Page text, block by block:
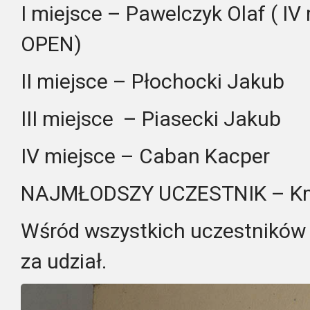
I miejsce – Pawelczyk Olaf (
OPEN)
II miejsce – Płochocki Jakub
III miejsce – Piasecki Jakub
IV miejsce – Caban Kacper
NAJMŁODSZY UCZESTNIK –
Wśród wszystkich
za udział.